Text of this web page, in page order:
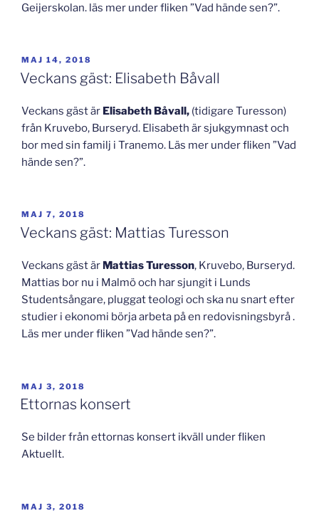
Geijerskolan. läs mer under fliken ”Vad hände sen?”.
PUBLICERAT
MAJ 14, 2018
Veckans gäst: Elisabeth Båvall
Veckans gäst är Elisabeth Båvall, (tidigare Turesson)
från Kruvebo, Burseryd. Elisabeth är sjukgymnast och
bor med sin familj i Tranemo. Läs mer under fliken ”Vad
hände sen?”.
PUBLICERAT
MAJ 7, 2018
Veckans gäst: Mattias Turesson
Veckans gäst är Mattias Turesson, Kruvebo, Burseryd.
Mattias bor nu i Malmö och har sjungit i Lunds
Studentsångare, pluggat teologi och ska nu snart efter
studier i ekonomi börja arbeta på en redovisningsbyrå .
Läs mer under fliken ”Vad hände sen?”.
PUBLICERAT
MAJ 3, 2018
Ettornas konsert
Se bilder från ettornas konsert ikväll under fliken
Aktuellt.
PUBLICERAT
MAJ 3, 2018